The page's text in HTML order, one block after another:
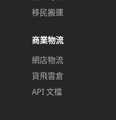
移民搬運
商業物流
網店物流
貨飛雲倉
API 文檔